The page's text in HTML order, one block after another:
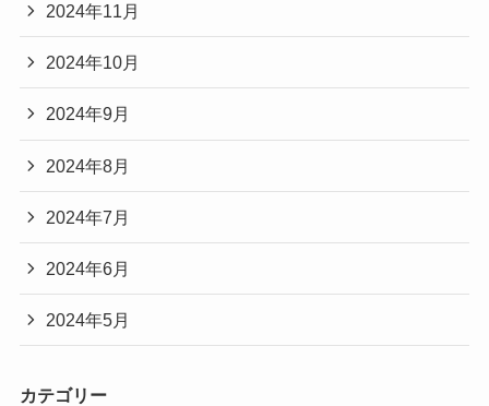
2024年11月
2024年10月
2024年9月
2024年8月
2024年7月
2024年6月
2024年5月
カテゴリー